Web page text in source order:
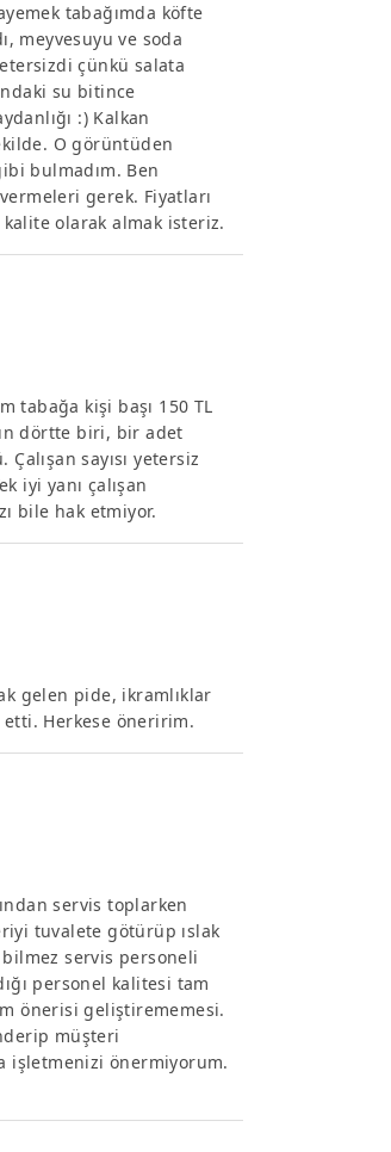
tabağımda köfte
meyvesuyu ve soda
çünkü salata
su bitince
:) Kalkan
O görüntüden
bulmadım. Ben
gerek. Fiyatları
kalite olarak almak isteriz.
tabağa kişi başı 150 TL
dörtte biri, bir adet
sayısı yetersiz
iyi yanı çalışan
bile hak etmiyor.
gelen pide, ikramlıklar
Herkese öneririm.
servis toplarken
tuvalete götürüp ıslak
servis personeli
personel kalitesi tam
önerisi geliştirememesi.
müşteri
işletmenizi önermiyorum.